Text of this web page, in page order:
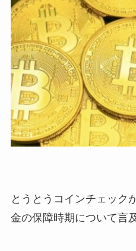
とうとうコインチェック
金の保障時期について言